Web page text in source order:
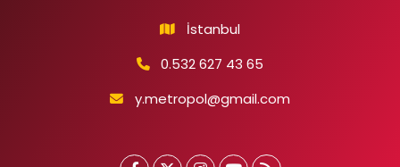
İstanbul
0.532 627 43 65
y.metropol@gmail.com